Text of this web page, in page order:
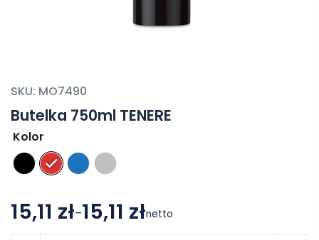
Butelka 750ml TENERE
SKU: MO7490
Kolor
15,11 zł–15,11 złnetto